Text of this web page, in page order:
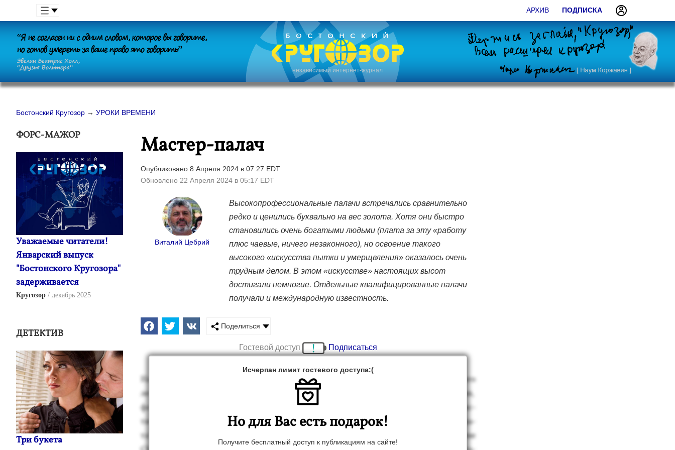
АРХИВ ПОДПИСКА
независимый интернет-журнал
Бостонский Кругозор → УРОКИ ВРЕМЕНИ
Мастер-палач
Опубликовано 8 Апреля 2024 в 07:27 EDT
Обновлено 22 Апреля 2024 в 05:17 EDT
Виталий Цебрий
Высокопрофессиональные палачи встречались сравнительно
редко и ценились буквально на вес золота. Хотя они быстро
становились очень богатыми людьми (плата за эту «работу
плюс чаевые, ничего незаконного), но освоение такого
высокого «искусства пытки и умерщвления» оказалось очень
трудным делом. В этом «искусстве» настоящих высот
достигали немногие. Отдельные квалифицированные палачи
получали и международную известность.
Поделиться
Гостевой доступ Подписаться
Исчерпан лимит гостевого доступа:(
Но для Вас есть подарок!
Получите бесплатный доступ к публикациям на сайте!
Нач­ну эти за­писи с эпи­зода, лишь от­да­лен­но «вво­дяще­го» в те­му. Бы­ло это уже мно­го
лет на­зад но взбу­дора­жило тог­да весь мир. Фран­цуз­ско­го граж­да­нина Эр­ве Гур­де­ля,
фо­тог­ра­фа-на­тура­лис­та, на­ходив­ше­гося в од­ной из стран Ближ­не­го Вос­то­ка с ту­рис­
ти­чес­кой целью, обез­гла­вили чле­ны груп­пи­ров­ки Jund al-Khalifa ("Сол­да­ты ха­лифа­
та"), свя­зан­ной с "Ис­лам­ским го­сударс­твом". Жур­на­лис­та (так его обоз­на­чили мно­гие
ФОРС-МАЖОР
Уважаемые читатели!
Январский выпуск
"Бостонского Кругозора"
задерживается
Кругозор декабрь 2025
ДЕТЕКТИВ
Три букета